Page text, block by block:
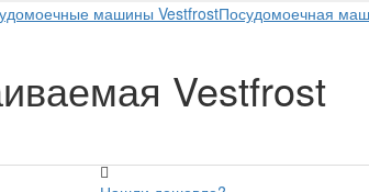
машины VestfrostПосудомоечная
Vestfrost